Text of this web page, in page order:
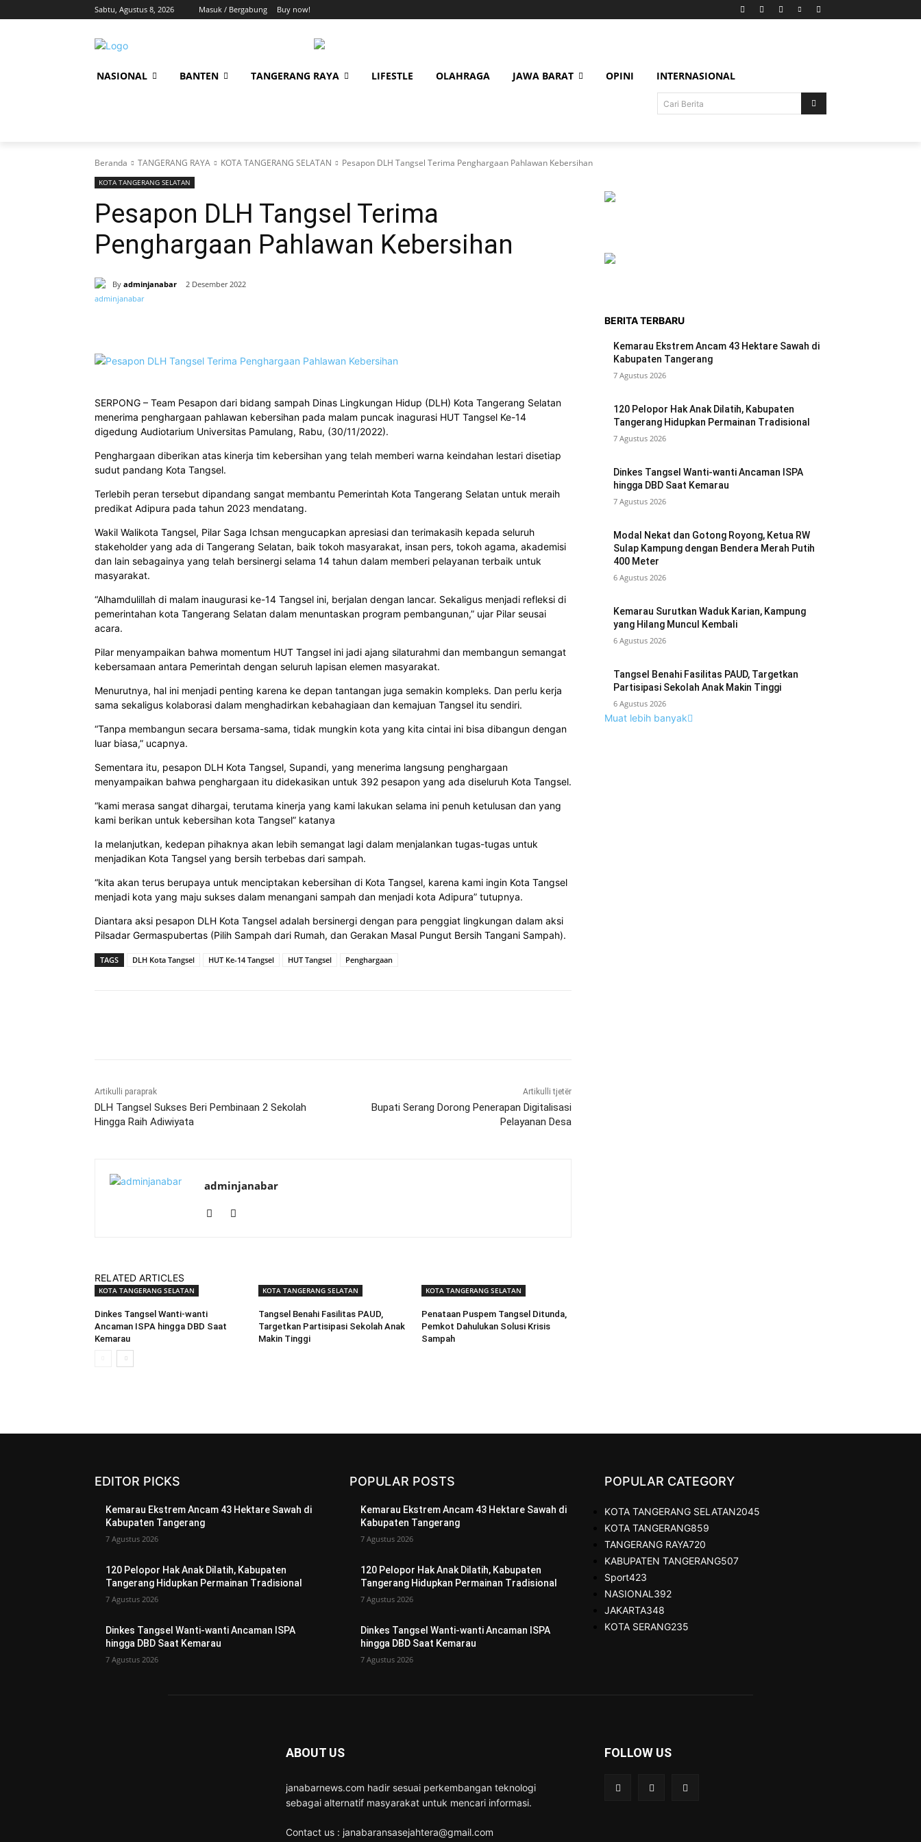
Sabtu, Agustus 8, 2026 Masuk / Bergabung Buy now!
NASIONAL BANTEN TANGERANG RAYA LIFESTLE OLAHRAGA JAWA BARAT OPINI INTERNASIONAL
Cari Berita
Beranda TANGERANG RAYA KOTA TANGERANG SELATAN Pesapon DLH Tangsel Terima Penghargaan Pahlawan Kebersihan
KOTA TANGERANG SELATAN
Pesapon DLH Tangsel Terima
Penghargaan Pahlawan Kebersihan
By adminjanabar 2 Desember 2022
SERPONG – Team Pesapon dari bidang sampah Dinas Lingkungan Hidup (DLH) Kota Tangerang Selatan
menerima penghargaan pahlawan kebersihan pada malam puncak inagurasi HUT Tangsel Ke-14
digedung Audiotarium Universitas Pamulang, Rabu, (30/11/2022).
Penghargaan diberikan atas kinerja tim kebersihan yang telah memberi warna keindahan lestari disetiap
sudut pandang Kota Tangsel.
Terlebih peran tersebut dipandang sangat membantu Pemerintah Kota Tangerang Selatan untuk meraih
predikat Adipura pada tahun 2023 mendatang.
Wakil Walikota Tangsel, Pilar Saga Ichsan mengucapkan apresiasi dan terimakasih kepada seluruh
stakeholder yang ada di Tangerang Selatan, baik tokoh masyarakat, insan pers, tokoh agama, akademisi
dan lain sebagainya yang telah bersinergi selama 14 tahun dalam memberi pelayanan terbaik untuk
masyarakat.
“Alhamdulillah di malam inaugurasi ke-14 Tangsel ini, berjalan dengan lancar. Sekaligus menjadi refleksi di
pemerintahan kota Tangerang Selatan dalam menuntaskan program pembangunan,” ujar Pilar seusai
acara.
Pilar menyampaikan bahwa momentum HUT Tangsel ini jadi ajang silaturahmi dan membangun semangat
kebersamaan antara Pemerintah dengan seluruh lapisan elemen masyarakat.
Menurutnya, hal ini menjadi penting karena ke depan tantangan juga semakin kompleks. Dan perlu kerja
sama sekaligus kolaborasi dalam menghadirkan kebahagiaan dan kemajuan Tangsel itu sendiri.
“Tanpa membangun secara bersama-sama, tidak mungkin kota yang kita cintai ini bisa dibangun dengan
luar biasa,” ucapnya.
Sementara itu, pesapon DLH Kota Tangsel, Supandi, yang menerima langsung penghargaan
menyampaikan bahwa penghargaan itu didekasikan untuk 392 pesapon yang ada diseluruh Kota Tangsel.
“kami merasa sangat dihargai, terutama kinerja yang kami lakukan selama ini penuh ketulusan dan yang
kami berikan untuk kebersihan kota Tangsel” katanya
Ia melanjutkan, kedepan pihaknya akan lebih semangat lagi dalam menjalankan tugas-tugas untuk
menjadikan Kota Tangsel yang bersih terbebas dari sampah.
“kita akan terus berupaya untuk menciptakan kebersihan di Kota Tangsel, karena kami ingin Kota Tangsel
menjadi kota yang maju sukses dalam menangani sampah dan menjadi kota Adipura” tutupnya.
Diantara aksi pesapon DLH Kota Tangsel adalah bersinergi dengan para penggiat lingkungan dalam aksi
Pilsadar Germaspubertas (Pilih Sampah dari Rumah, dan Gerakan Masal Pungut Bersih Tangani Sampah).
TAGS DLH Kota Tangsel HUT Ke-14 Tangsel HUT Tangsel Penghargaan
Artikulli paraprak
DLH Tangsel Sukses Beri Pembinaan 2 Sekolah
Hingga Raih Adiwiyata
Artikulli tjetër
Bupati Serang Dorong Penerapan Digitalisasi
Pelayanan Desa
adminjanabar
RELATED ARTICLES
KOTA TANGERANG SELATAN
Dinkes Tangsel Wanti-wanti
Ancaman ISPA hingga DBD Saat
Kemarau
KOTA TANGERANG SELATAN
Tangsel Benahi Fasilitas PAUD,
Targetkan Partisipasi Sekolah Anak
Makin Tinggi
KOTA TANGERANG SELATAN
Penataan Puspem Tangsel Ditunda,
Pemkot Dahulukan Solusi Krisis
Sampah
BERITA TERBARU
Kemarau Ekstrem Ancam 43 Hektare Sawah di
Kabupaten Tangerang
7 Agustus 2026
120 Pelopor Hak Anak Dilatih, Kabupaten
Tangerang Hidupkan Permainan Tradisional
7 Agustus 2026
Dinkes Tangsel Wanti-wanti Ancaman ISPA
hingga DBD Saat Kemarau
7 Agustus 2026
Modal Nekat dan Gotong Royong, Ketua RW
Sulap Kampung dengan Bendera Merah Putih
400 Meter
6 Agustus 2026
Kemarau Surutkan Waduk Karian, Kampung
yang Hilang Muncul Kembali
6 Agustus 2026
Tangsel Benahi Fasilitas PAUD, Targetkan
Partisipasi Sekolah Anak Makin Tinggi
6 Agustus 2026
Muat lebih banyak
EDITOR PICKS
Kemarau Ekstrem Ancam 43 Hektare Sawah di
Kabupaten Tangerang
7 Agustus 2026
120 Pelopor Hak Anak Dilatih, Kabupaten
Tangerang Hidupkan Permainan Tradisional
7 Agustus 2026
Dinkes Tangsel Wanti-wanti Ancaman ISPA
hingga DBD Saat Kemarau
7 Agustus 2026
POPULAR POSTS
Kemarau Ekstrem Ancam 43 Hektare Sawah di
Kabupaten Tangerang
7 Agustus 2026
120 Pelopor Hak Anak Dilatih, Kabupaten
Tangerang Hidupkan Permainan Tradisional
7 Agustus 2026
Dinkes Tangsel Wanti-wanti Ancaman ISPA
hingga DBD Saat Kemarau
7 Agustus 2026
POPULAR CATEGORY
KOTA TANGERANG SELATAN2045
KOTA TANGERANG859
TANGERANG RAYA720
KABUPATEN TANGERANG507
Sport423
NASIONAL 392
JAKARTA348
KOTA SERANG235
ABOUT US
janabarnews.com hadir sesuai perkembangan teknologi
sebagai alternatif masyarakat untuk mencari informasi.
Contact us : janabaransasejahtera@gmail.com
FOLLOW US